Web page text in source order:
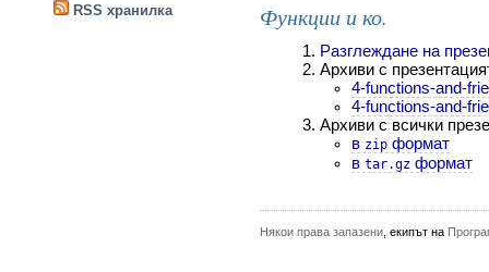
RSS хранилка Функции и ко.
Разглеждане на
Архиви с
4-functions-and-
4-functions-and-
Архиви с всички
в zipформат
в tar.gzформат
Някои права запазени, екипът на